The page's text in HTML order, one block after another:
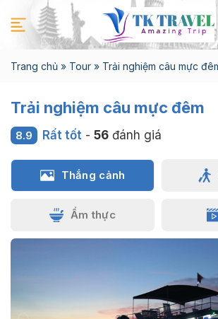
Chuyển
đến
dung
Trang chủ » Tour » Trải nghiệm câu mực
Trải nghiệm câu mực đêm
8.9 Rất tốt - 56 đánh giá
Thắng cảnh
Ẩm thực